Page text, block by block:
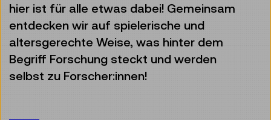
hier ist für alle etwas dabei! Gemeinsam
entdecken wir auf spielerische und
altersgerechte Weise, was hinter dem
Begriff Forschung steckt und werden
selbst zu Forscher:innen!